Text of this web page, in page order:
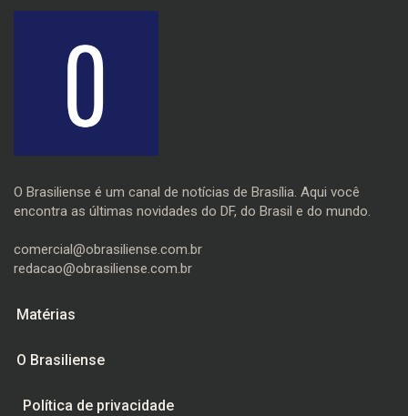
O Brasiliense é um canal de notícias de Brasília. Aqui você
encontra as últimas novidades do DF, do Brasil e do mundo.
comercial@obrasiliense.com.br
redacao@obrasiliense.com.br
Matérias
O Brasiliense
Política de privacidade